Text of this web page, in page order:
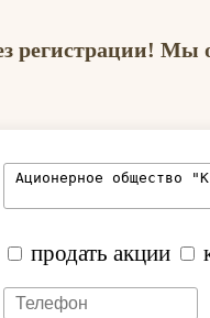
регистрации! Мы
продать акции